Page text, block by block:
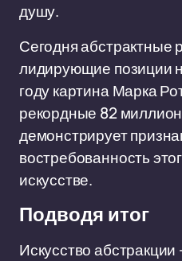
душу.
Сегодня абстрактные
лидирующие позиции
году картина Марка
рекордные 82
демонстрирует
востребованность
искусстве.
Подводя итог
Искусство